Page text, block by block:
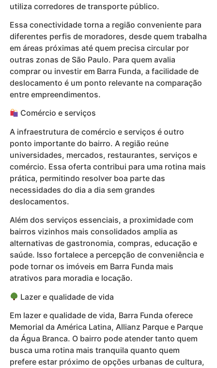
utiliza corredores de transporte público.
Essa conectividade torna a região conveniente para
diferentes perfis de moradores, desde quem trabalha
em áreas próximas até quem precisa circular por
outras zonas de São Paulo. Para quem avalia
comprar ou investir em Barra Funda, a facilidade de
deslocamento é um ponto relevante na comparação
entre empreendimentos.
Comércio e serviços
A infraestrutura de comércio e serviços é outro
ponto importante do bairro. A região reúne
universidades, mercados, restaurantes, serviços e
comércio. Essa oferta contribui para uma rotina mais
prática, permitindo resolver boa parte das
necessidades do dia a dia sem grandes
deslocamentos.
Além dos serviços essenciais, a proximidade com
bairros vizinhos mais consolidados amplia as
alternativas de gastronomia, compras, educação e
saúde. Isso fortalece a percepção de conveniência e
pode tornar os imóveis em Barra Funda mais
atrativos para moradia e locação.
Lazer e qualidade de vida
Em lazer e qualidade de vida, Barra Funda oferece
Memorial da América Latina, Allianz Parque e Parque
da Água Branca. O bairro pode atender tanto quem
busca uma rotina mais tranquila quanto quem
prefere estar próximo de opções urbanas de cultura,